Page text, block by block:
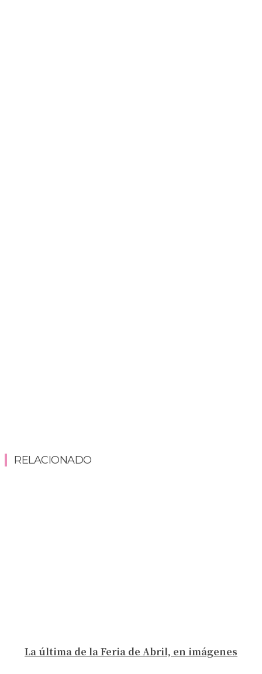
RELACIONADO
La última de la Feria de Abril, en imágenes